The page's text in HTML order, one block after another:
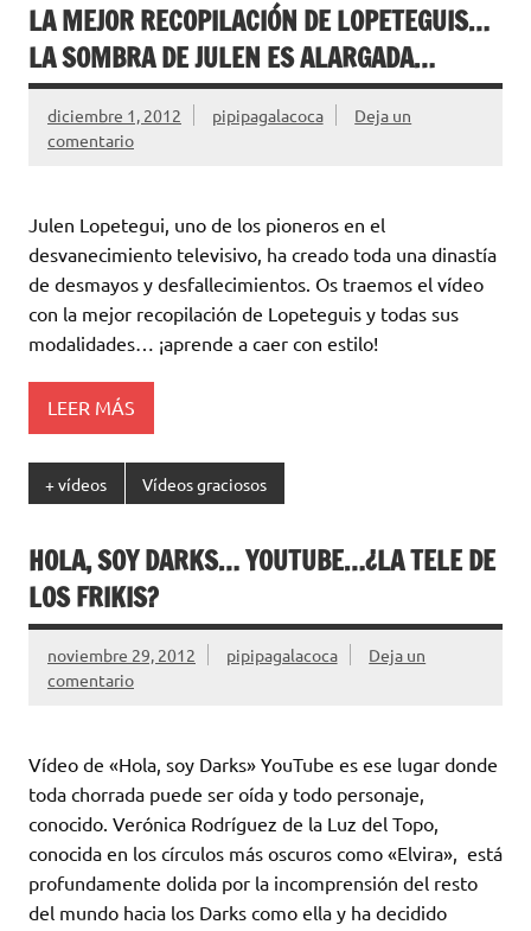
LA MEJOR RECOPILACIÓN DE LOPETEGUIS…
LA SOMBRA DE JULEN ES ALARGADA…
diciembre 1, 2012 pipipagalacoca
Deja un
comentario
Julen Lopetegui, uno de los pioneros en el
desvanecimiento televisivo, ha creado toda una dinastía
de desmayos y desfallecimientos. Os traemos el vídeo
con la mejor recopilación de Lopeteguis y todas sus
modalidades… ¡aprende a caer con estilo!
LEER MÁS
+ vídeos Vídeos graciosos
HOLA, SOY DARKS… YOUTUBE…¿LA TELE DE
LOS FRIKIS?
noviembre 29, 2012 pipipagalacoca
Deja un
comentario
Vídeo de «Hola, soy Darks» YouTube es ese lugar donde
toda chorrada puede ser oída y todo personaje,
conocido. Verónica Rodríguez de la Luz del Topo,
conocida en los círculos más oscuros como «Elvira», está
profundamente dolida por la incomprensión del resto
del mundo hacia los Darks como ella y ha decidido